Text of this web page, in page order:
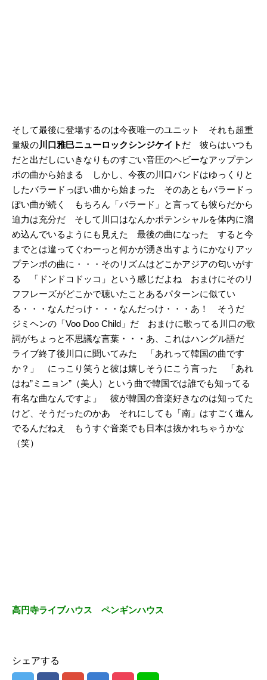
そして最後に登場するのは今夜唯一のユニット それも超重
量級の川口雅巳ニューロックシンジケイト だ 彼らはいつも
だと出だしにいきなりものすごい音圧のヘビーなアップテン
ポの曲から始まる しかし、今夜の川口バンドはゆっくりと
したバラードっぽい曲から始まった そのあともバラードっ
ぽい曲が続く もちろん「バラード」と言っても彼らだから
迫力は充分だ そして川口はなんかポテンシャルを体内に溜
め込んでいるようにも見えた 最後の曲になった すると今
までとは違ってぐわーっと何かが湧き出すようにかなりアッ
プテンポの曲に・・・そのリズムはどこかアジアの匂いがす
る 「ドンドコドッコ」という感じだよね おまけにそのリ
フフレーズがどこかで聴いたことあるパターンに似てい
る・・・なんだっけ・・・なんだっけ・・・あ！ そうだ
ジミヘンの「Voo Doo Child」だ おまけに歌ってる川口の歌
詞がちょっと不思議な言葉・・・あ、これはハングル語だ
ライブ終了後川口に聞いてみた 「あれって韓国の曲です
か？」 にっこり笑うと彼は嬉しそうにこう言った 「あれ
はね”ミニョン”（美人）という曲で韓国では誰でも知ってる
有名な曲なんですよ」 彼が韓国の音楽好きなのは知ってた
けど、そうだったのかあ それにしても「南」はすごく進ん
でるんだねえ もうすぐ音楽でも日本は抜かれちゃうかな
（笑）
高円寺ライブハウス ペンギンハウス
シェアする